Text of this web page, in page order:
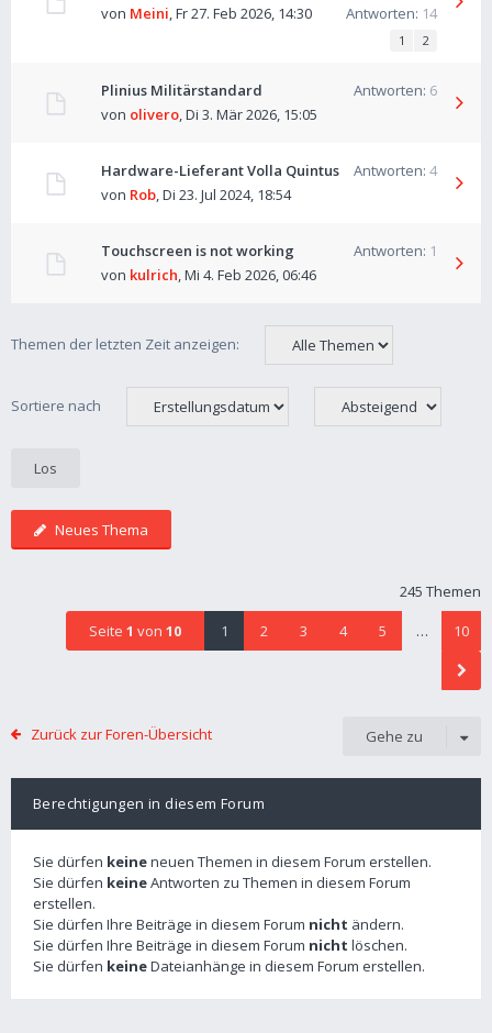
Antworten: 14
von Meini,Fr 27. Feb 2026, 14:30
1 2
Plinius Militärstandard Antworten: 6
von olivero,Di 3. Mär 2026, 15:05
Hardware-Lieferant Volla Quintus Antworten: 4
von Rob,Di 23. Jul 2024, 18:54
Touchscreen is not working Antworten: 1
von kulrich,Mi 4. Feb 2026, 06:46
Themen der letzten Zeit anzeigen:
Sortiere nach
Neues Thema
245 Themen
Seite 1 von 10 1 2 3 4 5 … 10
Zurück zur Foren-Übersicht Gehe zu
Berechtigungen in diesem Forum
Sie dürfen keineneuen Themen in diesem Forum erstellen.
Sie dürfen keineAntworten zu Themen in diesem Forum
erstellen.
Sie dürfen Ihre Beiträge in diesem Forum nicht ändern.
Sie dürfen Ihre Beiträge in diesem Forum nicht löschen.
Sie dürfen keineDateianhänge in diesem Forum erstellen.